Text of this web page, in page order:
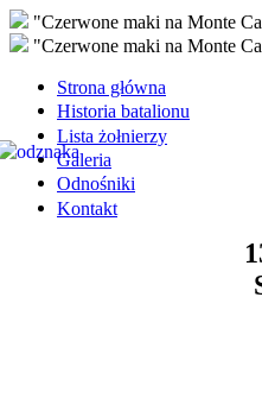
"Czerwone maki na Monte
"Czerwone maki na Monte
Strona główna
Historia batalionu
Lista żołnierzy
Galeria
Odnośniki
Kontakt